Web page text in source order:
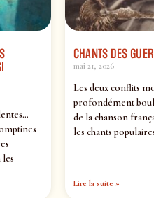
CHANTS DES
mai 21, 2026
Les deux conflits
profondément
de la chanson
les chants
Lire la suite »